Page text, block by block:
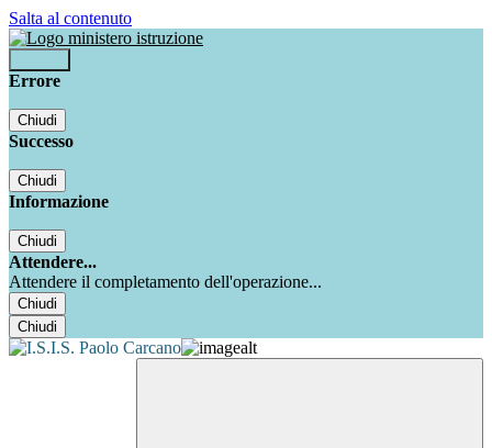
Salta al contenuto
Errore
Chiudi
Successo
Chiudi
Informazione
Chiudi
Attendere...
Attendere il completamento dell'operazione...
Chiudi
Chiudi